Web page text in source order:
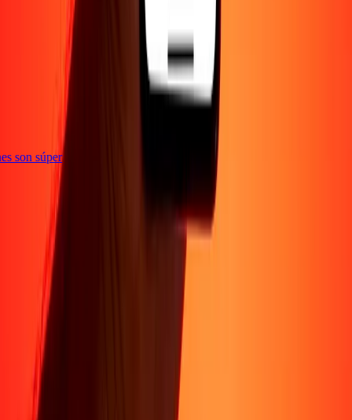
son súper
Sobre Nosotros
Acerca de
Conviértete en agente
Soporte
Política de privacidad
Aviso de cookies
condiciones
Centro de ayuda
accesibilidad
Formulario para denunciantes
Síguenos